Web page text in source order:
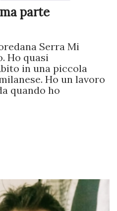
parte
Serra Mi
Ho quasi
in una piccola
Ho un lavoro
quando ho